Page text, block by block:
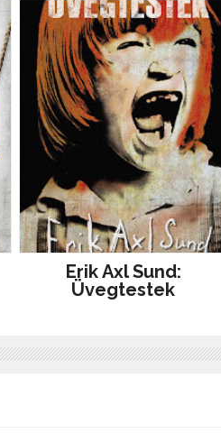
Erik Axl Sund:
Üvegtestek